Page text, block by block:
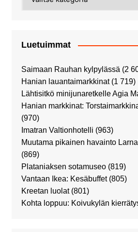
Luetuimmat
Saimaan Rauhan kylpylässä (2
Hanian lauantaimarkkinat (1 719)
Lähtisitkö minijunaretkelle Agia
Hanian markkinat:
(970)
Imatran Valtionhotelli (963)
Muutama pikainen havainto
(869)
Plataniaksen sotamuseo (819)
Vantaan Ikea: Kesäbuffet (805)
Kreetan luolat (801)
Kohta loppuu: Koivukylän